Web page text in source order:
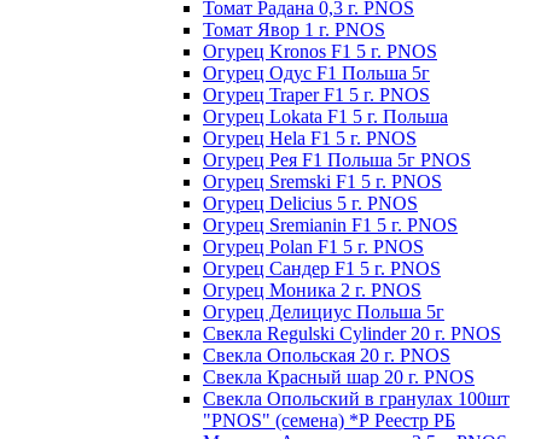
Toмaт Рaдaнa 0,3 г. PNOS
Томат Явор 1 г. PNOS
Огурец Kronos F1 5 г. PNOS
Огурец Одус F1 Польша 5г
Огурец Traper F1 5 г. PNOS
Огурец Lokata F1 5 г. Польша
Огурец Hela F1 5 г. PNOS
Огурец Рея F1 Польша 5г PNOS
Огурец Sremski F1 5 г. PNOS
Огурец Delicius 5 г. PNOS
Огурец Sremianin F1 5 г. PNOS
Огурец Polan F1 5 г. PNOS
Огурец Сандер F1 5 г. PNOS
Огурец Моника 2 г. PNOS
Огурец Делициус Польша 5г
Свекла Regulski Cylinder 20 г. PNOS
Свекла Опольская 20 г. PNOS
Свекла Красный шар 20 г. PNOS
Свекла Опольский в гранулах 100шт
"PNOS" (семена) *Р Реестр РБ